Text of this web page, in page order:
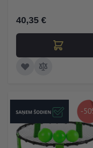
40,35 €
-